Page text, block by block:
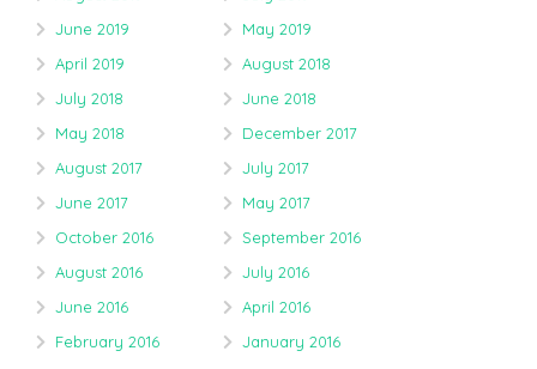
June 2019
May 2019
April 2019
August 2018
July 2018
June 2018
May 2018
December 2017
August 2017
July 2017
June 2017
May 2017
October 2016
September 2016
August 2016
July 2016
June 2016
April 2016
February 2016
January 2016